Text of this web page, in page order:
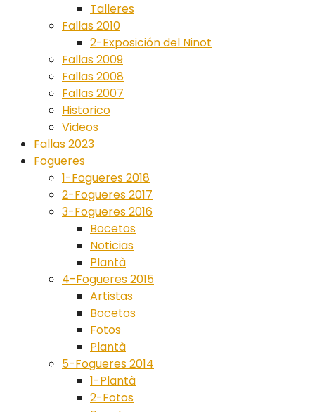
Talleres
Fallas 2010
2-Exposición del Ninot
Fallas 2009
Fallas 2008
Fallas 2007
Historico
Videos
Fallas 2023
Fogueres
1-Fogueres 2018
2-Fogueres 2017
3-Fogueres 2016
Bocetos
Noticias
Plantà
4-Fogueres 2015
Artistas
Bocetos
Fotos
Plantà
5-Fogueres 2014
1-Plantà
2-Fotos